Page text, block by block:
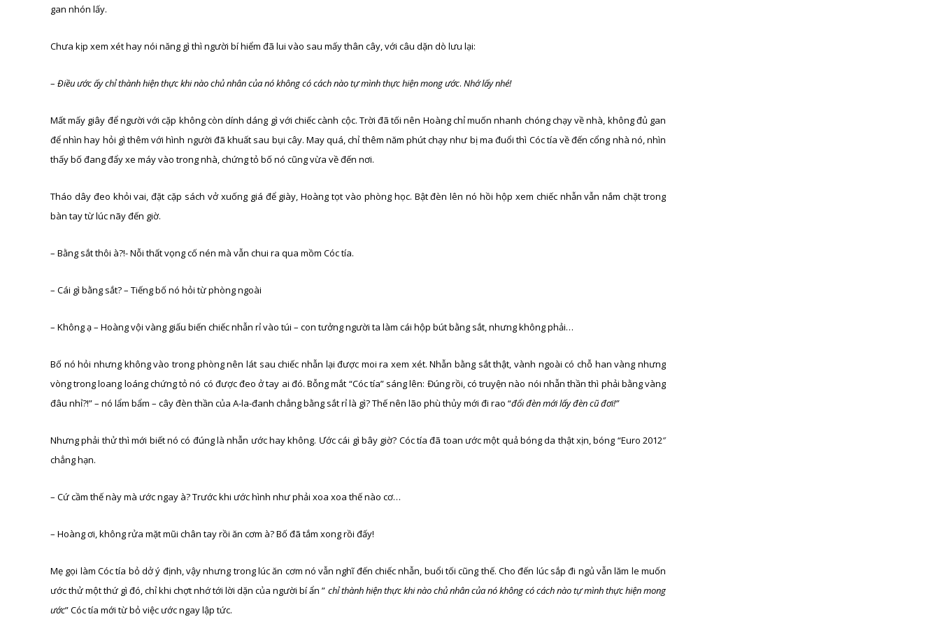
gan nhón lấy.
Chưa kịp xem xét hay nói năng gì thì người bí hiểm đã lui vào sau mấy thân cây, với câu dặn dò lưu lại:
– Điều ước ấy chỉ thành hiện thực khi nào chủ nhân của nó không có cách nào tự mình thực hiện mong ước. Nhớ lấy nhé!
Mất mấy giây để người với cặp không còn dính dáng gì với chiếc cành cộc. Trời đã tối nên Hoàng chỉ muốn nhanh chóng chạy về nhà, không đủ gan
để nhìn hay hỏi gì thêm với hình người đã khuất sau bụi cây. May quá, chỉ thêm năm phút chạy như bị ma đuổi thì Cóc tía về đến cổng nhà nó, nhìn
thấy bố đang đẩy xe máy vào trong nhà, chứng tỏ bố nó cũng vừa về đến nơi.
Tháo dây đeo khỏi vai, đặt cặp sách vở xuống giá để giày, Hoàng tọt vào phòng học. Bật đèn lên nó hồi hộp xem chiếc nhẫn vẫn nắm chặt trong
bàn tay từ lúc nãy đến giờ.
– Bằng sắt thôi à?!- Nỗi thất vọng cố nén mà vẫn chui ra qua mồm Cóc tía.
– Cái gì bằng sắt? – Tiếng bố nó hỏi từ phòng ngoài
– Không ạ – Hoàng vội vàng giấu biến chiếc nhẫn rỉ vào túi – con tưởng người ta làm cái hộp bút bằng sắt, nhưng không phải…
Bố nó hỏi nhưng không vào trong phòng nên lát sau chiếc nhẫn lại được moi ra xem xét. Nhẫn bằng sắt thật, vành ngoài có chỗ han vàng nhưng
vòng trong loang loáng chứng tỏ nó có được đeo ở tay ai đó. Bỗng mắt “Cóc tía” sáng lên: Đúng rồi, có truyện nào nói nhẫn thần thì phải bằng vàng
đâu nhỉ?!” – nó lẩm bẩm – cây đèn thần của A-la-đanh chẳng bằng sắt rỉ là gì? Thế nên lão phù thủy mới đi rao “đổi đèn mới lấy đèn cũ đơi!”
Nhưng phải thử thì mới biết nó có đúng là nhẫn ước hay không. Ước cái gì bây giờ? Cóc tía đã toan ước một quả bóng da thật xịn, bóng “Euro 2012″
chẳng hạn.
– Cứ cầm thế này mà ước ngay à? Trước khi ước hình như phải xoa xoa thế nào cơ…
– Hoàng ơi, không rửa mặt mũi chân tay rồi ăn cơm à? Bố đã tắm xong rồi đấy!
Mẹ gọi làm Cóc tía bỏ dở ý định, vậy nhưng trong lúc ăn cơm nó vẫn nghĩ đến chiếc nhẫn, buổi tối cũng thế. Cho đến lúc sắp đi ngủ vẫn lăm le muốn
ước thử một thứ gì đó, chỉ khi chợt nhớ tới lời dặn của người bí ẩn ” chỉ thành hiện thực khi nào chủ nhân của nó không có cách nào tự mình thực hiện mong
ước” Cóc tía mới từ bỏ việc ước ngay lập tức.